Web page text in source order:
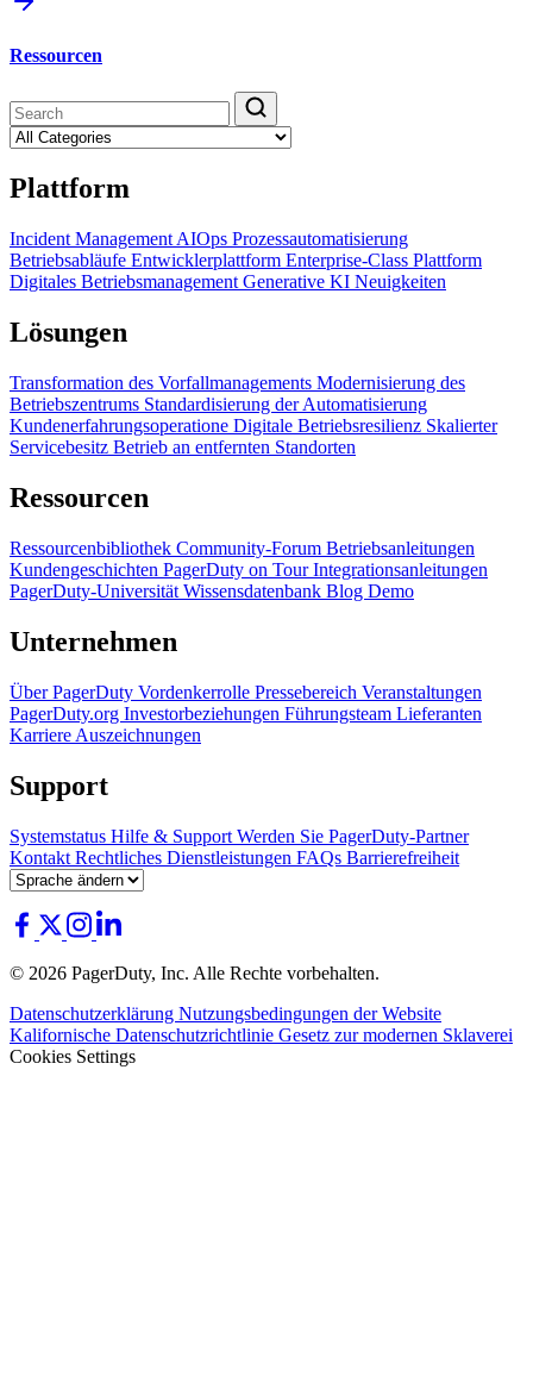
Ressourcen
Plattform
Incident Management AIOps Prozessautomatisierung
Betriebsabläufe Entwicklerplattform Enterprise-Class Plattform
Digitales Betriebsmanagement Generative KI Neuigkeiten
Lösungen
Transformation des Vorfallmanagements Modernisierung des
Betriebszentrums Standardisierung der Automatisierung
Kundenerfahrungsoperatione Digitale Betriebsresilienz Skalierter
Servicebesitz Betrieb an entfernten Standorten
Ressourcen
Ressourcenbibliothek Community-Forum Betriebsanleitungen
Kundengeschichten PagerDuty on TourIntegrationsanleitungen
PagerDuty-Universität Wissensdatenbank Blog Demo
Unternehmen
Über PagerDuty Vordenkerrolle Pressebereich Veranstaltungen
PagerDuty.org Investorbeziehungen Führungsteam Lieferanten
Karriere Auszeichnungen
Support
Systemstatus Hilfe & Support Werden Sie PagerDuty-Partner
Kontakt Rechtliches Dienstleistungen FAQs Barrierefreiheit
© 2026 PagerDuty, Inc. Alle Rechte vorbehalten.
Datenschutzerklärung Nutzungsbedingungen der Website
Kalifornische Datenschutzrichtlinie Gesetz zur modernen Sklaverei
Cookies Settings